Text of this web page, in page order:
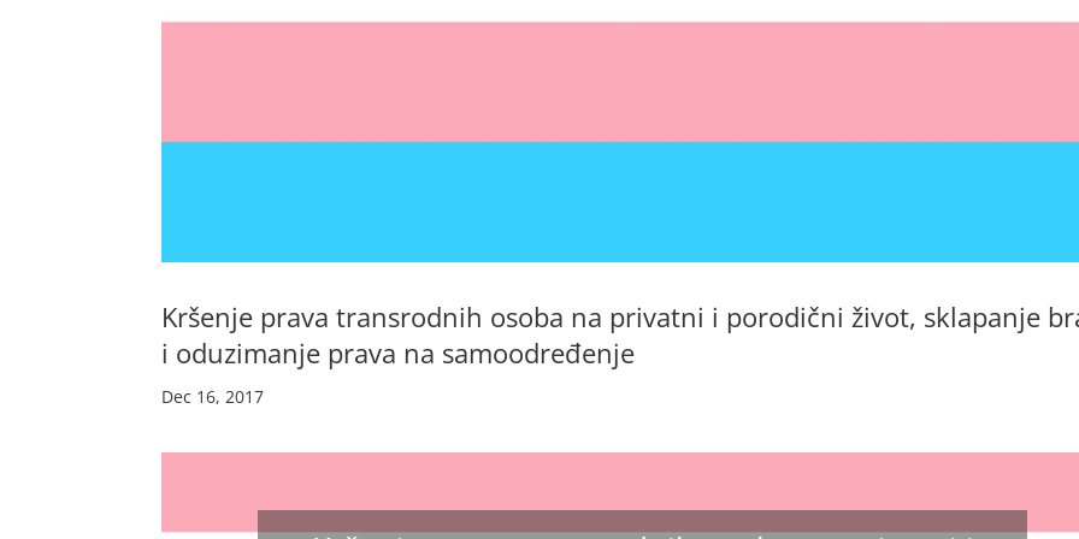
Kršenje prava transrodnih osoba na privatni i porodični život, sklapanje
i oduzimanje prava na samoodređenje
Dec 16, 2017